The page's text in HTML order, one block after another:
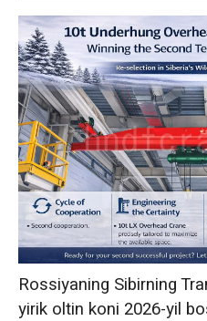
Fazoviy va iqlimiy
nima uchun bu
tender uchun
Aniq fazoviy
ko'taruvchi kran oltin
ustaxonasidagi
o'tdi
Sovuq muhandislikni
yangilash: Yil
barqarorlik uchun -
yengib o'tish
Rossiyaning Sibirning
yirik oltin koni 2026-yil